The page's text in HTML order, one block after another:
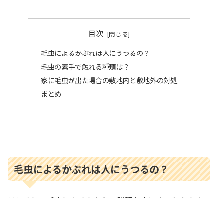
目次
毛虫によるかぶれは人にうつるの？
毛虫の素手で触れる種類は？
家に毛虫が出た場合の敷地内と敷地外の対処
まとめ
毛虫によるかぶれは人にうつるの？